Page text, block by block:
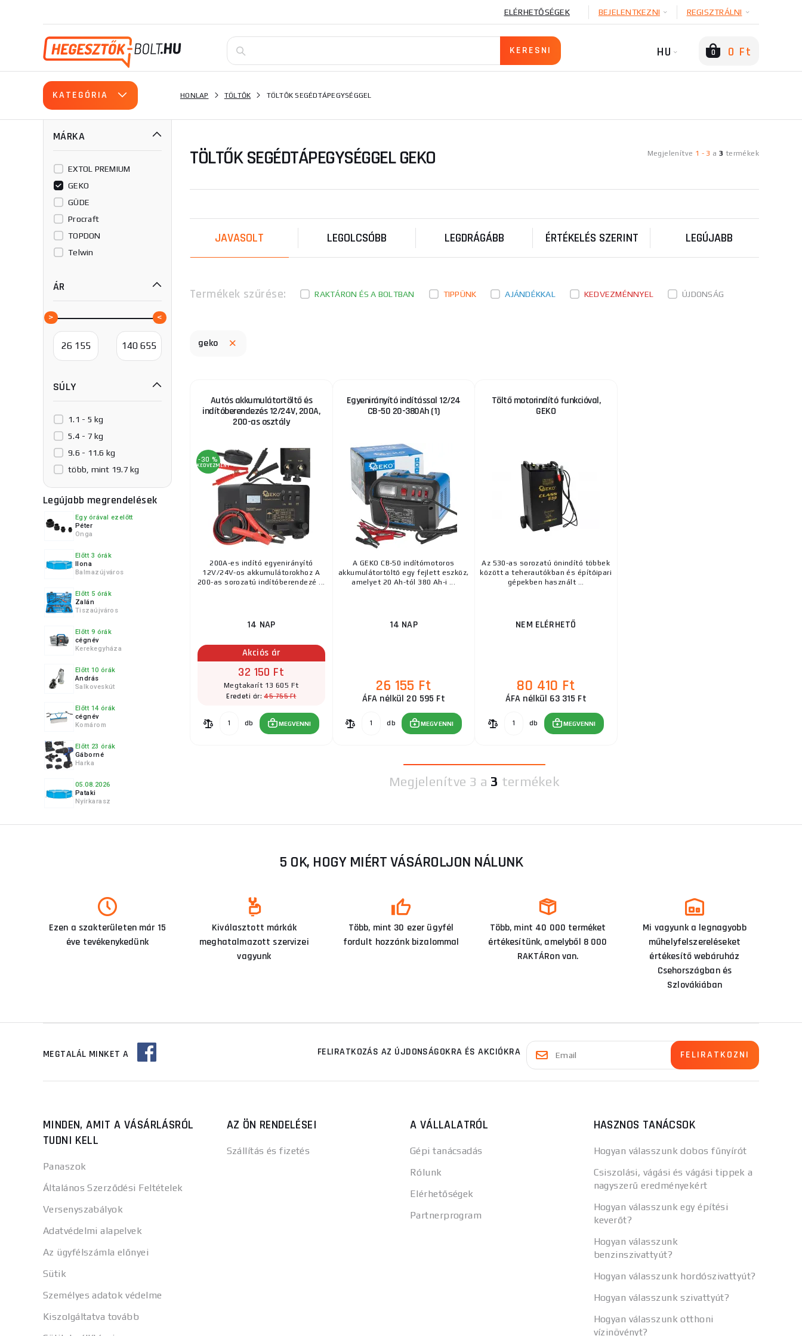
ELÉRHETŐSÉGEK BEJELENTKEZNI REGISZTRÁLNI
HU 0 0 Ft
KATEGÓRIA HONLAP TÖLTŐK TÖLTŐK SEGÉDTÁPEGYSÉGGEL
MÁRKA
EXTOL PREMIUM
GEKO
GÜDE
Procraft
TOPDON
Telwin
ÁR
SÚLY
1.1 - 5 kg
5.4 - 7 kg
9.6 - 11.6 kg
több, mint 19.7 kg
Legújabb megrendelések
Egy órával ezelőtt
Péter
Onga
Előtt 3 órák
Ilona
Balmazújváros
Előtt 5 órák
Zalán
Tiszaújváros
Előtt 9 órák
cégnév
Kerekegyháza
Előtt 10 órák
András
Salkoveskút
Előtt 14 órák
cégnév
Komárom
Előtt 23 órák
Gáborné
Harka
05.08.2026
Pataki
Nyírkarasz
Megjelenítve 1 - 3 a 3 termékek
TÖLTŐK SEGÉDTÁPEGYSÉGGEL GEKO
JAVASOLT LEGOLCSÓBB LEGDRÁGÁBB ÉRTÉKELÉS SZERINT LEGÚJABB
Termékek szűrése: RAKTÁRON ÉS A BOLTBAN TIPPÜNK AJÁNDÉKKAL KEDVEZMÉNNYEL ÚJDONSÁG
geko
Autós akkumulátortöltő és
indítóberendezés 12/24V, 200A,
200-as osztály
-30 %
KEDVEZMÉNY
200A-es indító egyenirányító
12V/24V-os akkumulátorokhoz A
200-as sorozatú indítóberendezé ...
14 NAP
Akciós ár
32 150 Ft
Megtakarít 13 605 Ft
Eredeti ár:45 755 Ft
db MEGVENNI
Egyenirányító indítással 12/24
CB-50 20-380Ah (1)
A GEKO CB-50 indítómotoros
akkumulátortöltő egy fejlett eszköz,
amelyet 20 Ah-tól 380 Ah-i ...
14 NAP
26 155 Ft
ÁFA nélkül 20 595 Ft
db MEGVENNI
Töltő motorindító funkcióval,
GEKO
Az 530-as sorozatú önindító többek
között a teherautókban és építőipari
gépekben használt ...
NEM ELÉRHETŐ
80 410 Ft
ÁFA nélkül 63 315 Ft
db MEGVENNI
Megjelenítve 3 a 3 termékek
5 OK, HOGY MIÉRT VÁSÁROLJON NÁLUNK
Ezen a szakterületen már 15
éve tevékenykedünk
Kiválasztott márkák
meghatalmazott szervizei
vagyunk
Több, mint 30 ezer ügyfél
fordult hozzánk bizalommal
Több, mint 40 000 terméket
értékesítünk, amelyből 8 000
RAKTÁRon van.
Mi vagyunk a legnagyobb
műhelyfelszereléseket
értékesítő webáruház
Csehországban és
Szlovákiában
MEGTALÁL MINKET A FELIRATKOZÁS AZ ÚJDONSÁGOKRA ÉS AKCIÓKRA
MINDEN, AMIT A VÁSÁRLÁSRÓL
TUDNI KELL
Panaszok
Általános Szerződési Feltételek
Versenyszabályok
Adatvédelmi alapelvek
Az ügyfélszámla előnyei
Sütik
Személyes adatok védelme
Kiszolgáltatva tovább
AZ ÖN RENDELÉSEI
Szállítás és fizetés
A VÁLLALATRÓL
Gépi tanácsadás
Rólunk
Elérhetőségek
Partnerprogram
HASZNOS TANÁCSOK
Hogyan válasszunk dobos fűnyírót
Csiszolási, vágási és vágási tippek a
nagyszerű eredményekért
Hogyan válasszunk egy építési
keverőt?
Hogyan válasszunk
benzinszivattyút?
Hogyan válasszunk hordószivattyút?
Hogyan válasszunk szivattyút?
Hogyan válasszunk otthoni
vízinövényt?